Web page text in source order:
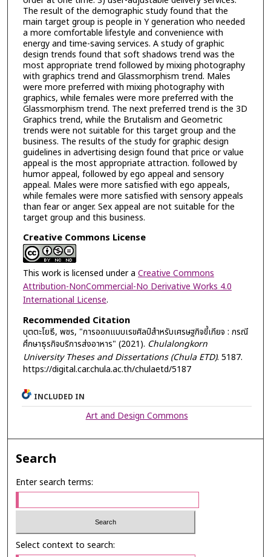
The result of the demographic study found that the
main target group is people in Y generation who needed
a more comfortable lifestyle and convenience with
energy and time-saving services. A study of graphic
design trends found that soft shadows trend was the
most appropriate trend followed by mixing photography
with graphics trend and Glassmorphism trend. Males
were more preferred with mixing photography with
graphics, while females were more preferred with the
Glassmorphism trend. The next preferred trend is the 3D
Graphics trend, while the Brutalism and Geometric
trends were not suitable for this target group and the
business. The results of the study for graphic design
guidelines in advertising design found that price or value
appeal is the most appropriate attraction. followed by
humor appeal, followed by ego appeal and sensory
appeal. Males were more satisfied with ego appeals,
while females were more satisfied with sensory appeals
than fear or anger. Sex appeal are not suitable for the
target group and this business.
Creative Commons License
This work is licensed under a Creative Commons
Attribution-NonCommercial-No Derivative Works 4.0
International License.
Recommended Citation
บุตตะโยธี, พชร, "การออกแบบเรขศิลป์สำหรับเศรษฐกิจขี้เกียจ : กรณี
ศึกษาธุรกิจบริการส่งอาหาร" (2021). Chulalongkorn
University Theses and Dissertations (Chula ETD). 5187.
https://digital.car.chula.ac.th/chulaetd/5187
INCLUDED IN
Art and Design Commons
Search
Enter search terms:
Select context to search: